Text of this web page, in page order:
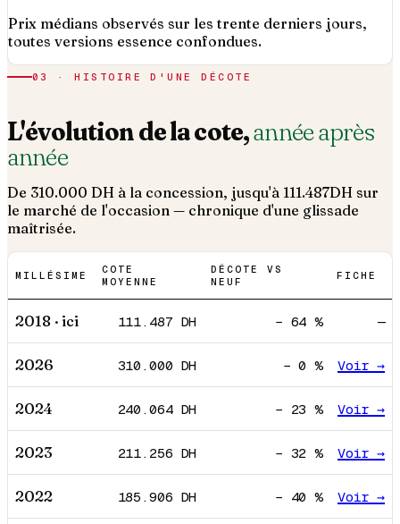
Prix médians observés sur les trente derniers jours,
toutes versions essence confondues.
03 · HISTOIRE D'UNE DÉCOTE
L'évolution de la cote,année après
année
De 310.000 DH à la concession, jusqu'à 111.487DH sur
le marché de l'occasion — chronique d'une glissade
maîtrisée.
MILLÉSIME
COTE
MOYENNE
DÉCOTE VS
NEUF
FICHE
2018 · ici 111.487 DH − 64 % —
2026 310.000 DH −0 % Voir →
2024 240.064DH − 23 % Voir →
2023 211.256 DH − 32 % Voir →
2022 185.906 DH − 40 % Voir →